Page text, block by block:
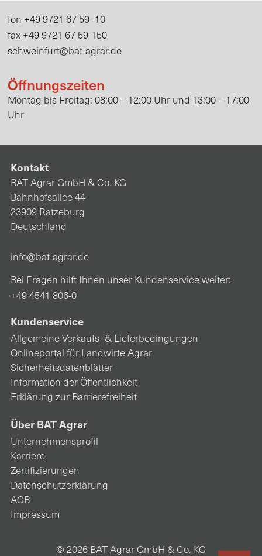
fon +49 9721 67 59 -10
fax +49 9721 67 59-150
schweinfurt@bat-agrar.de
Öffnungszeiten
Montag bis Freitag: 08:00 – 12:00 Uhr und 13:00 – 17:00
Uhr
Kontakt
BAT Agrar GmbH & Co. KG
Bahnhofsallee 44
23909 Ratzeburg
Deutschland
info@bat-agrar.de
Bei Fragen hilft Ihnen unser Kundenservice weiter:
+49 4541 806-0
Kundenservice
Allgemeine Verkaufs- & Lieferbedingungen
Onlineportal für Landwirte Agrar
Sicherheitsdatenblätter
Information der Öffentlichkeit
Erklärung zur Barrierefreiheit
Über BAT Agrar
Unternehmensprofil
Karriere
Zertifizierungen
Datenschutzerklärung
AGB
Impressum
© 2026 BAT Agrar GmbH & Co. KG